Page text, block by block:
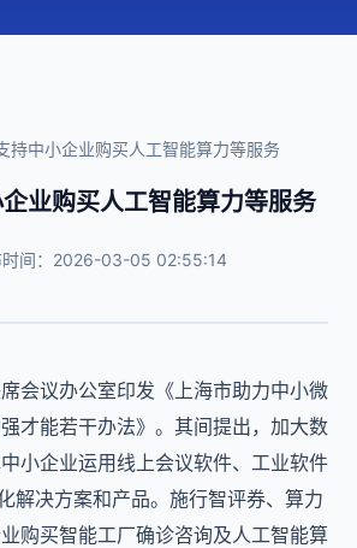
持中小企业购买人工智能算力等服务
业购买人工智能算力等服务
时间：2026-03-05 02:55:14
会议办公室印发《上海市助力中小微
才能若干办法》。其间提出，加大数
小企业运用线上会议软件、工业软件
解决方案和产品。施行智评券、算力
购买智能工厂确诊咨询及人工智能算